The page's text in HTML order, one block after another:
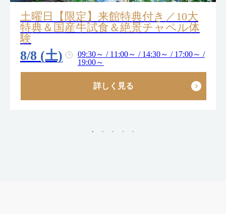
土曜日【限定】来館特典付き／10大
特典＆国産牛試食＆絶景チャペル体
験
8/8 (土)
09:30～ / 11:00～ / 14:30～ / 17:00～ /
19:00～
詳しく見る